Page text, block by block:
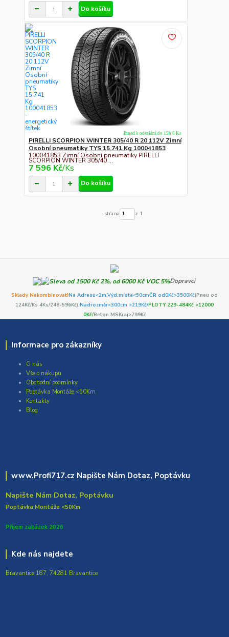
Do košíku
PIRELLI SCORPION WINTER 305/40 R 20 112V Zimní
Osobní pneumatiky TYS 15.741 Kg 100041853
100041853 Zimní Osobní pneumatiky PIRELLI
SCORPION WINTER 305/40 ...
7 596 Kč/Ks
Ihned k odeslání do 15h 6 Ks
Do košíku
strana z 1
Dopravci
Sklady Nekombinovat!Na Adresu<2m,Výd.místa<50cmČR od0Kč>3500Kč(Pneu od
124Kč/Ks 4Ks/248-596Kč),Nadrozměr<300cm >219Kč/PLOTY 229-484Kč >12000
0Kč/Beton MSKraj>799Kč
Informace pro zákazníky
O nás
Vše o nákupu
Obchodní podmínky
Poptávka Montáže <50Km
Kontakty
Blog
www.Profi717.cz Napište Nám Dotaz, Poptávku
Napište Nám Dotaz, Poptávku
Poptávka Montáže <50Km
Přijem zakázek 2026
Kde nás najdete
Bravantice 187, 74281 Bravantice